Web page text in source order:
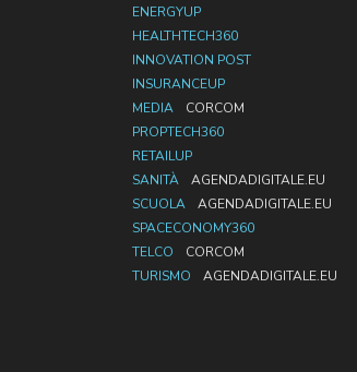
ENERGYUP
HEALTHTECH360
INNOVATION POST
INSURANCEUP
MEDIA
CORCOM
PROPTECH360
RETAILUP
SANITÀ
AGENDADIGITALE.EU
SCUOLA
AGENDADIGITALE.EU
SPACECONOMY360
TELCO
CORCOM
TURISMO
AGENDADIGITALE.EU